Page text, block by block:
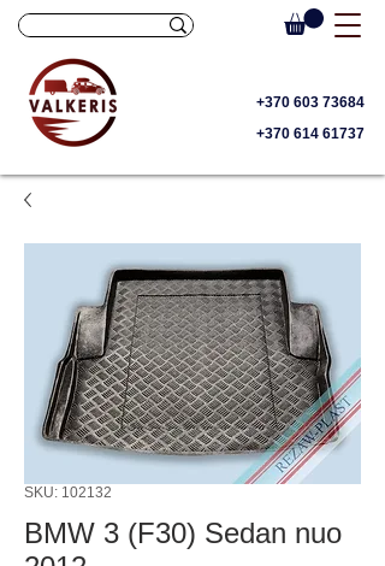
+370 603 73684
+370 614 61737
SKU: 102132
BMW 3 (F30) Sedan nuo